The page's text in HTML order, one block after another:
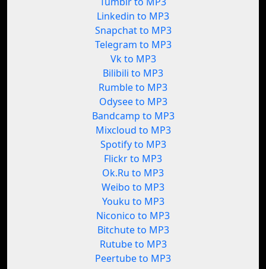
Linkedin to MP3
Snapchat to MP3
Telegram to MP3
Vk to MP3
Bilibili to MP3
Rumble to MP3
Odysee to MP3
Bandcamp to MP3
Mixcloud to MP3
Spotify to MP3
Flickr to MP3
Ok.Ru to MP3
Weibo to MP3
Youku to MP3
Niconico to MP3
Bitchute to MP3
Rutube to MP3
Peertube to MP3